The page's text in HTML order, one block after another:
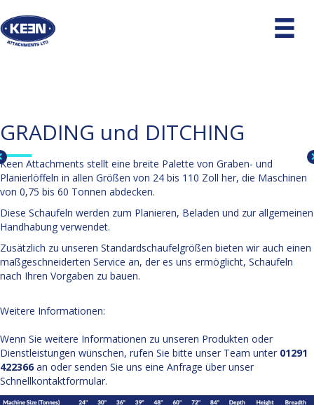
GRADING und DITCHING
Keen Attachments stellt eine breite Palette von Graben- und
Planierlöffeln in allen Größen von 24 bis 110 Zoll her, die Maschinen
von 0,75 bis 60 Tonnen abdecken.
Diese Schaufeln werden zum Planieren, Beladen und zur allgemeinen
Handhabung verwendet.
Zusätzlich zu unseren Standardschaufelgrößen bieten wir auch einen
maßgeschneiderten Service an, der es uns ermöglicht, Schaufeln
nach Ihren Vorgaben zu bauen.
Weitere Informationen:
Wenn Sie weitere Informationen zu unseren Produkten oder
Dienstleistungen wünschen, rufen Sie bitte unser Team unter 01291
422366 an oder senden Sie uns eine Anfrage über unser
Schnellkontaktformular.